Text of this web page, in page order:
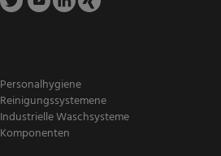
Personalhygiene
Reinigungssystemene
Industrielle Waschsysteme
Komponenten